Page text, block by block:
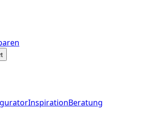
InspirationBeratung